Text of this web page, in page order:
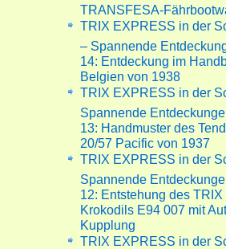
TRANSFESA-
TRIX EXPRESS in der
– Spannende
14: Entdeckung im
Belgien von 1938
TRIX EXPRESS in der
Spannende
13: Handmuster des
20/57 Pacific von 1937
TRIX EXPRESS in der
Spannende
12: Entstehung des TRIX
Krokodils E94 007 mit
Kupplung
TRIX EXPRESS in der